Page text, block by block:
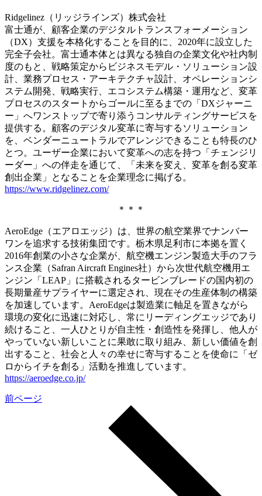
Ridgelinez（リッジラインズ）株式会社
富士通が、顧客企業のデジタルトランスフォーメーション
（DX）支援を本格化することを目的に、2020年に設立した
完全子会社。富士通本体とは異なる独自の企業文化や社内制
度のもと、戦略策定からビジネスモデル・ソリューション設
計、業務プロセス・アーキテクチャ設計、オペレーションシ
ステム開発、戦略実行、エコシステム構築・運用など、変革
プロセスのスタートからゴールに至るまでの「DXジャーニ
ー」へワンストップで寄り添うコンサルティングサービスを
提供する。顧客のデジタル変革に寄与するソリューション
を、ベンダーニュートラルでアレンジできることも特長のひ
とつ。ユーザー企業において変革への志を持つ「チェンジリ
ーダー」への伴走を通じて、「未来を変え、変革を創る変革
創出企業」となることを企業理念に掲げる。
https://www.ridgelinez.com/
＊＊＊
AeroEdge（エアロエッジ）は、世界の航空業界でナンバー
ワンを追求する技術集団です。栃木県足利市に本拠を置く
2016年創業の小さな企業が、航空機エンジン製造大手のフラ
ンス企業（Safran Aircraft Engines社）から次世代航空機用エ
ンジン「LEAP」に搭載されるタービンブレードの国内初の
長期量産サプライヤーに選定され、現在その生産体制の構築
を加速しています。AeroEdgeは製造業に軸足を置きながら
環境の変化に迅速に対応し、常にリーディングエッジであり
続けること、一人ひとりが自主性・創造性を発揮し、他人が
やっていない新しいことに果敢に取り組み、新しい価値を創
出すること、社会と人々の幸せに寄与することを使命に「ゼ
ロからイチを創る」活動を推進しています。
https://aeroedge.co.jp/
前ページ